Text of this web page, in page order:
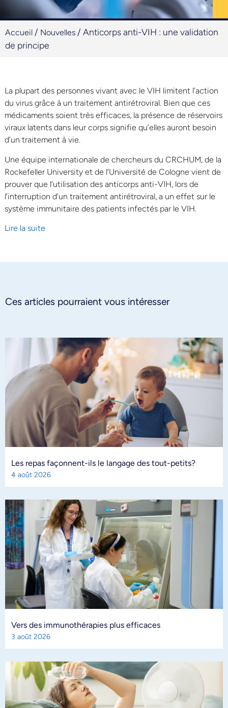
Accueil / Nouvelles / Anticorps anti-VIH : une validation
de principe
La plupart des personnes vivant avec le VIH limitent l’action
du virus grâce à un traitement antirétroviral. Bien que ces
médicaments soient très efficaces, la présence de réservoirs
viraux latents dans leur corps signifie qu’elles auront besoin
d’un traitement à vie.
Une équipe internationale de chercheurs du CRCHUM, de la
Rockefeller University et de l’Université de Cologne vient de
prouver que l’utilisation des anticorps anti-VIH, lors de
l’interruption d’un traitement antirétroviral, a un effet sur le
système immunitaire des patients infectés par le VIH.
Lire la suite
Ces articles pourraient vous intéresser
Les repas façonnent-ils le langage des tout-petits?
4 août 2026
Vers des immunothérapies plus efficaces
3 août 2026